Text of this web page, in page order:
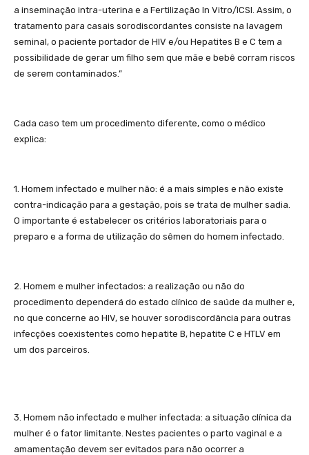
a inseminação intra-uterina e a Fertilização In Vitro/ICSI. Assim, o
tratamento para casais sorodiscordantes consiste na lavagem
seminal, o paciente portador de HIV e/ou Hepatites B e C tem a
possibilidade de gerar um filho sem que mãe e bebê corram riscos
de serem contaminados.”
Cada caso tem um procedimento diferente, como o médico
explica:
1. Homem infectado e mulher não: é a mais simples e não existe
contra-indicação para a gestação, pois se trata de mulher sadia.
O importante é estabelecer os critérios laboratoriais para o
preparo e a forma de utilização do sêmen do homem infectado.
2. Homem e mulher infectados: a realização ou não do
procedimento dependerá do estado clínico de saúde da mulher e,
no que concerne ao HIV, se houver sorodiscordância para outras
infecções coexistentes como hepatite B, hepatite C e HTLV em
um dos parceiros.
3. Homem não infectado e mulher infectada: a situação clínica da
mulher é o fator limitante. Nestes pacientes o parto vaginal e a
amamentação devem ser evitados para não ocorrer a